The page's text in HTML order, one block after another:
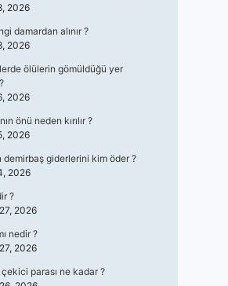
2026
damardan alınır ?
2026
ölülerin gömüldüğü yer
2026
önü neden kırılır ?
2026
demirbaş giderlerini kim öder ?
2026
?
2026
nedir ?
2026
parası ne kadar ?